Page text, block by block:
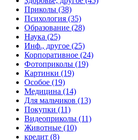
Приколы (38)
Психология (35)
Образование (28)
Наука (25)
Инф., другое (25)
Корпоративное (24)
Фотоприколы (19)
Картинки (19)
Особое (19)
Медицина (14)
Для мальчиков (13)
Покупки (11)
Видеоприколы (11)
Животные (10)
кредит (8)